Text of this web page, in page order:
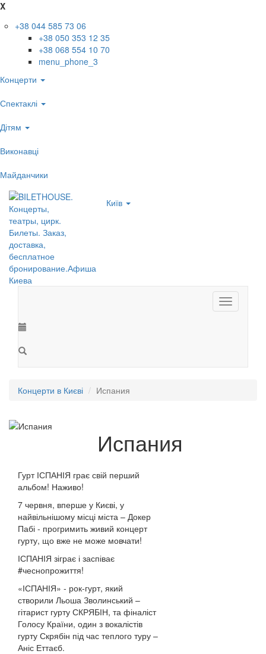
X
+38 044 585 73 06
+38 050 353 12 35
+38 068 554 10 70
menu_phone_3
Концерти
Спектаклі
Дітям
Виконавці
Майданчики
Київ
Toggle
navigation
Концерти в Києві Испания
Испания
Гурт ІСПАНІЯ грає свій перший
альбом! Наживо!
7 червня, вперше у Києві, у
найвільнішому місці міста – Докер
Пабі - прогримить живий концерт
гурту, що вже не може мовчати!
ІСПАНІЯ зіграє і заспіває
#чеснопрожиття!
«ІСПАНІЯ» - рок-гурт, який
створили Льоша Зволинський –
гітарист гурту СКРЯБІН, та фіналіст
Голосу Країни, один з вокалістів
гурту Скрябін під час теплого туру –
Аніс Еттаєб.